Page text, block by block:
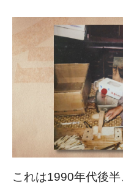
これは1990年代後